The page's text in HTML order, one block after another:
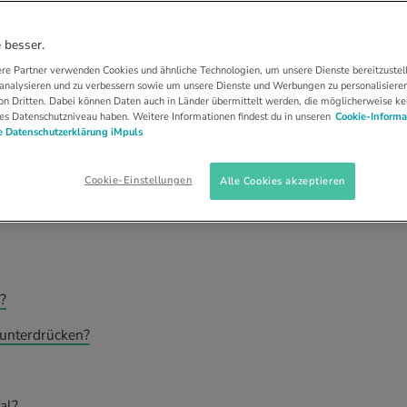
wir? Die Ursachen
erklärt.
Was hinter dem ganz normalen Vorgang
peinlich sein sollte.
besser.
Partner verwenden Cookies und ähnliche Technologien, um unsere Dienste
und zu verbessern sowie um unsere Dienste und Werbungen zu
Dritten. Dabei können Daten auch in Länder übermittelt werden, die möglicherweise
Datenschutzniveau haben. Weitere Informationen findest du in unseren Cookie-
Datenschutzerklärung iMpuls
Cookie-Einstellungen Alle Cookies akzeptieren